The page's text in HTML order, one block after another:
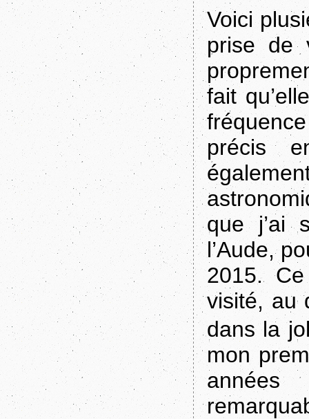
Voici
prise de
fait
précis
que j’ai
l’Aude,
2015.
visité, au
dans la
mon